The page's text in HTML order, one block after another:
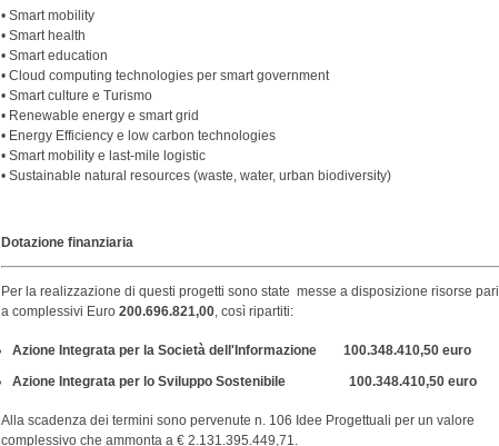
• Smart mobility
• Smart health
• Smart education
• Cloud computing technologies per smart government
• Smart culture e Turismo
• Renewable energy e smart grid
• Energy Efficiency e low carbon technologies
• Smart mobility e last-mile logistic
• Sustainable natural resources (waste, water, urban biodiversity)
Dotazione finanziaria
Per la realizzazione di questi progetti sono state messe a disposizione risorse pari
a complessivi Euro 200.696.821,00 , così ripartiti:
Azione Integrata per la Società dell'Informazione 100.348.410,50 euro
Azione Integrata per lo Sviluppo Sostenibile 100.348.410,50 euro
Alla scadenza dei termini sono pervenute n. 106 Idee Progettuali per un valore
complessivo che ammonta a € 2.131.395.449,71.